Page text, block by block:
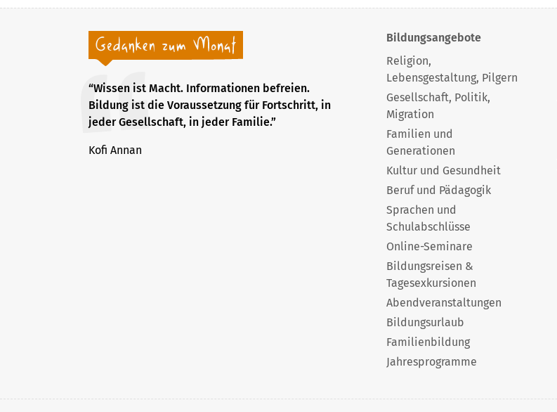
“Wissen ist Macht. Informationen befreien.
Bildung ist die Voraussetzung für Fortschritt, in
jeder Gesellschaft, in jeder Familie.”
Kofi Annan
Bildungsangebote
Religion,
Lebensgestaltung, Pilgern
Gesellschaft, Politik,
Migration
Familien und
Generationen
Kultur und Gesundheit
Beruf und Pädagogik
Sprachen und
Schulabschlüsse
Online-Seminare
Bildungsreisen &
Tagesexkursionen
Abendveranstaltungen
Bildungsurlaub
Familienbildung
Jahresprogramme